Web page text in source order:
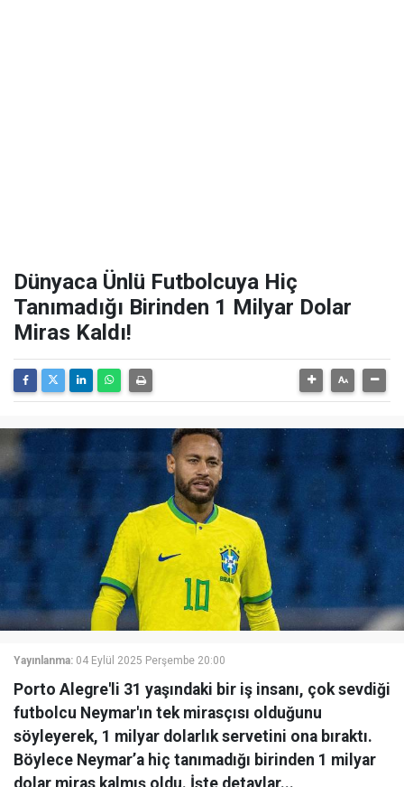
Dünyaca Ünlü Futbolcuya Hiç
Tanımadığı Birinden 1 Milyar Dolar
Miras Kaldı!
Yayınlanma: 04 Eylül 2025 Perşembe 20:00
Porto Alegre'li 31 yaşındaki bir iş insanı, çok sevdiği
futbolcu Neymar'ın tek mirasçısı olduğunu
söyleyerek, 1 milyar dolarlık servetini ona bıraktı.
Böylece Neymar’a hiç tanımadığı birinden 1 milyar